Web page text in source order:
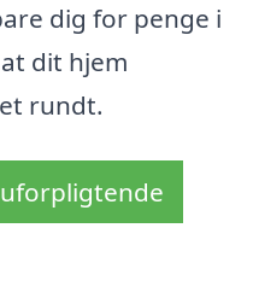
dig for penge i
dit hjem
rundt.